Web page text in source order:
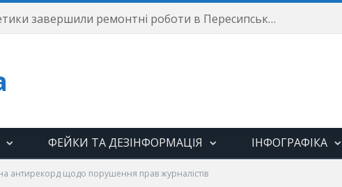
Енергетики завершили ремонтні роботи в Пересипському районі
ФЕЙКИ ТА ДЕЗІНФОРМАЦІЯ ІНФОГРАФІКА
антирекорд щодо порушення прав журналістів